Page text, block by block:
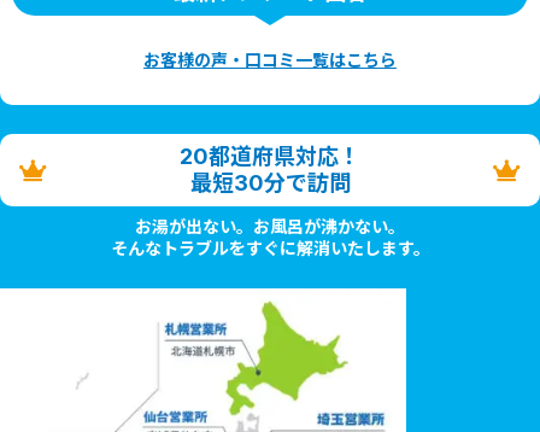
お客様の声・口コミ一覧はこちら
20都道府県対応！
最短30分で訪問
お湯が出ない。お風呂が沸かない。
そんなトラブルをすぐに解消いたします。